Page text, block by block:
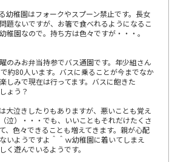
幼稚園はフォークやスプーン禁止です。長女
題ないですが、お箸で食べれるようになるこ
稚園なので。持ち方は色々ですが・・・。
のみお弁当持参でバス通園です。年少組さん
約80人います。バスに乗ることが今までなか
しみで現在は行ってます。バスに飽きた
ょう？
大泣きしたりもありますが、悪いことも覚え
泣）・・・でも、いいこともそれだけたくさ
、色々できることも増えてきます。親が心配
いようですよ＾＾ｗ幼稚園に着いてしまえ
く遊んでいるようです。